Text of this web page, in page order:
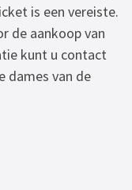
is een vereiste.
de aankoop van
kunt u contact
dames van de